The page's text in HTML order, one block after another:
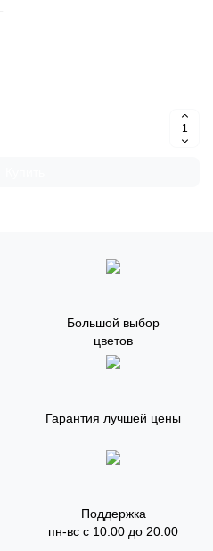
Большой выбор
цветов
Гарантия лучшей цены
Поддержка
пн-вс с 10:00 до 20:00